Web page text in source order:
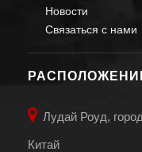
Новости
Связаться с нами
 Лудай Роуд,
Китай